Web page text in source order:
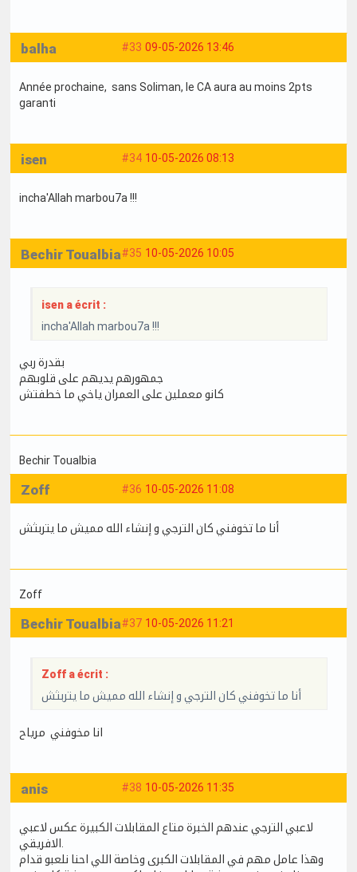
#33 09-05-2026 13:46
balha
Année prochaine, sans Soliman, le CA aura au moins 2pts
garanti
#34 10-05-2026 08:13
isen
incha'Allah marbou7a !!!
#35 10-05-2026 10:05
Bechir Toualbia
isen a écrit :
incha'Allah marbou7a !!!
بقدرة ربي
جمهورهم يديهم على قلوبهم
كانو معملين على العمران ياخي ما خطفتش
Bechir Toualbia
#36 10-05-2026 11:08
Zoff
أنا ما تخوفني كان الترجي و إنشاء الله مميش ما يتربثش
Zoff
#37 10-05-2026 11:21
Bechir Toualbia
Zoff a écrit :
أنا ما تخوفني كان الترجي و إنشاء الله مميش ما يتربثش
انا مخوفني مرياح
#38 10-05-2026 11:35
anis
لاعبي الترجي عندهم الخبرة متاع المقابلات الكبيرة عكس لاعبي
وهذا عامل مهم في المقابلات الكبرى وخاصة اللي احنا نلعبو قدام